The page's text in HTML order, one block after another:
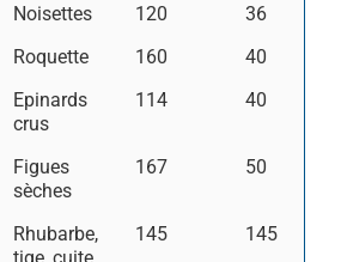
Noisettes 120
36
Roquette 160
40
Epinards
crus
114 40
Figues
sèches
167 50
Rhubarbe,
145 145